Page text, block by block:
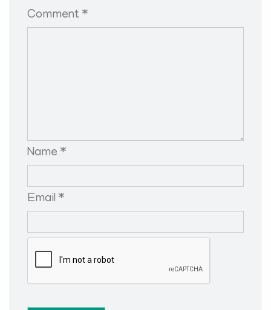
Comment *
Name *
Email *